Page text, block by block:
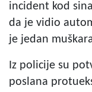
incident kod
da je vidio
je jedan
Iz policije su
poslana